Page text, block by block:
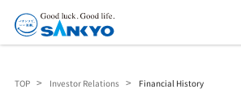
TOP Investor Relations Financial History